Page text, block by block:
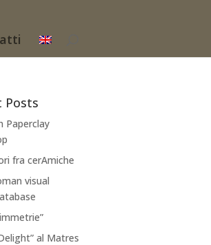
Posts
Paperclay
fra cerAmiche
visual
al Matres